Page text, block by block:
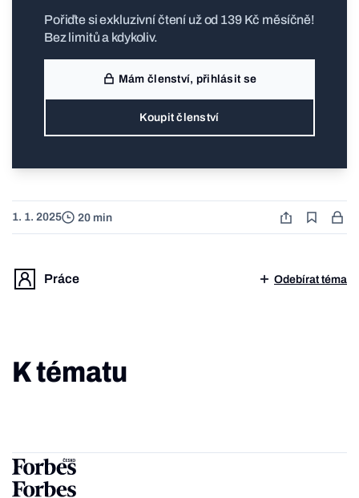
Pořiďte si exkluzivní čtení už od 139 Kč měsíčně!
Bez limitů a kdykoliv.
Mám členství, přihlásit se
Koupit členství
1. 1. 2025 20 min
Práce Odebírat téma
K tématu